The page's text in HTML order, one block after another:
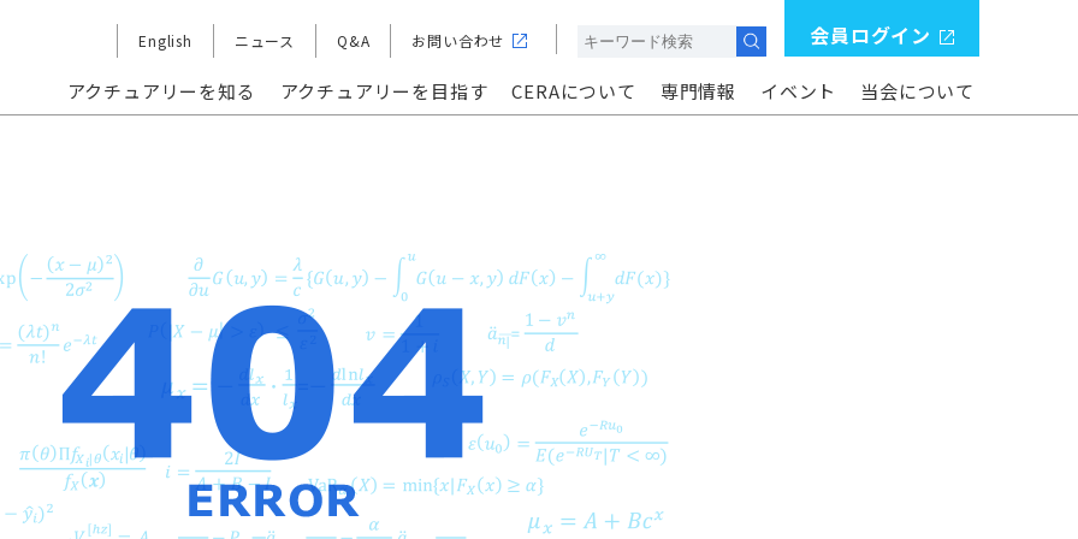
アクチュアリーを知る アクチュアリーを目指す CERAについて 専門情報 イベント 当会について
会員ログイン
English ニュース Q&A お問い合わせ